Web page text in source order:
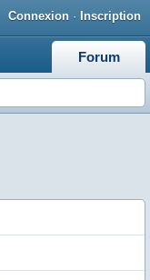
Connexion · Inscription
Forum